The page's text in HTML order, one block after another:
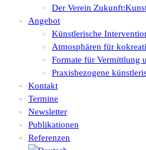
Der Verein
Angebot
Künstlerische
Atmosphären für
Formate für Vermittlung
Praxisbezogene
Kontakt
Termine
Newsletter
Publikationen
Referenzen